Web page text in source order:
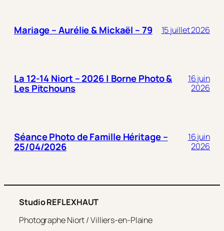
Mariage – Aurélie & Mickaël – 79 15 juillet 2026
La 12-14 Niort – 2026 | Borne Photo &
Les Pitchouns
16 juin
2026
Séance Photo de Famille Héritage –
25/04/2026
16 juin
2026
Studio REFLEXHAUT
Photographe Niort / Villiers-en-Plaine